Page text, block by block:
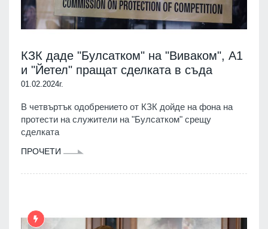
КЗК даде "Булсатком" на "Виваком", А1
и "Йетел" пращат сделката в съда
01.02.2024г.
В четвъртък одобрението от КЗК дойде на фона на
протести на служители на "Булсатком" срещу
сделката
ПРОЧЕТИ